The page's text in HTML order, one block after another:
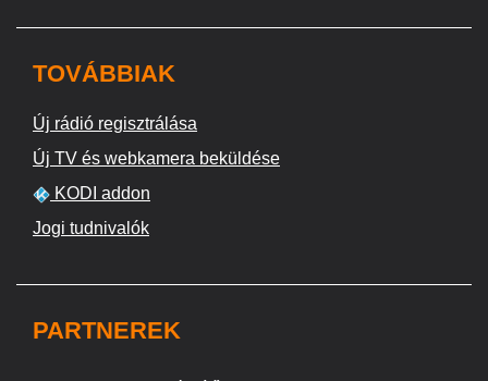
TOVÁBBIAK
Új rádió regisztrálása
Új TV és webkamera beküldése
KODI addon
Jogi tudnivalók
PARTNEREK